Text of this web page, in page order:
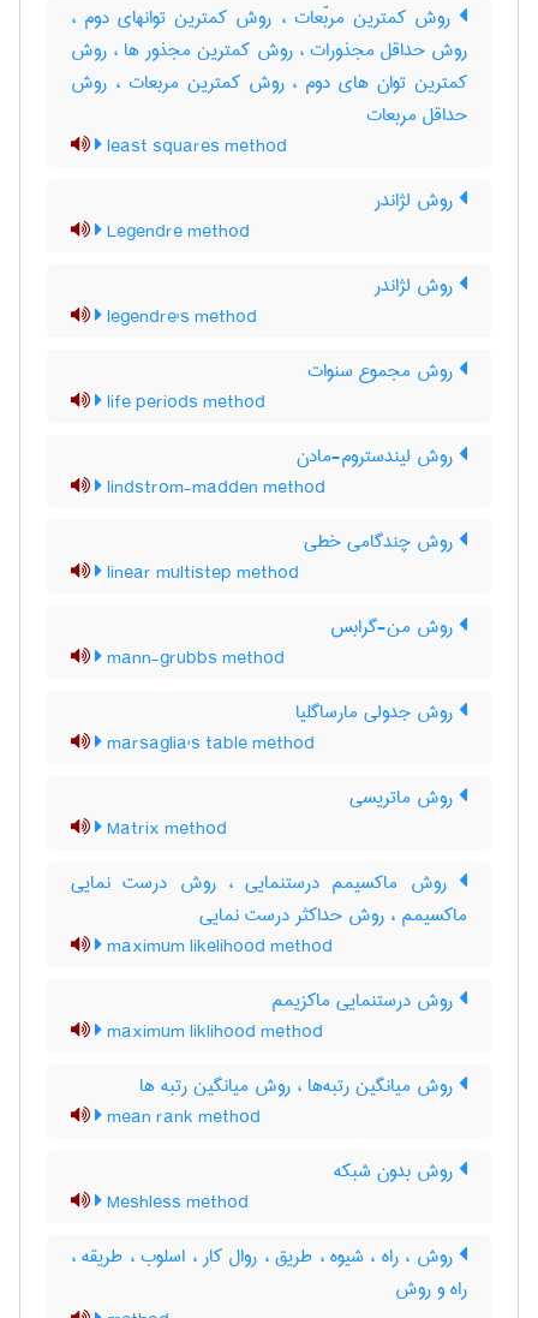
روش کمترین مربّعات ، روش کمترین توانهای دوم ،
روش حداقل مجذورات ، روش کمترین مجذور ها ، روش
کمترین توان های دوم ، روش کمترین مربعات ، روش
حداقل مربعات
least squares method
روش لژاندر
Legendre method
روش لژاندر
legendre's method
روش مجموع سنوات
life periods method
روش لیندستروم-مادن
lindstrom-madden method
روش چندگامی خطی
linear multistep method
روش من-گرابس
mann-grubbs method
روش جدولی مارساگلیا
marsaglia's table method
روش ماتریسی
Matrix method
روش ماکسیمم درستنمایی ، روش درست نمایی
ماکسیمم ، روش حداکثر درست نمایی
maximum likelihood method
روش درستنمایی ماکزیمم
maximum liklihood method
روش میانگین رتبه‌ها ، روش میانگین رتبه ها
mean rank method
روش بدون شبکه
Meshless method
روش ، راه ، شیوه ، طریق ، روال کار ، اسلوب ، طریقه ،
راه و روش